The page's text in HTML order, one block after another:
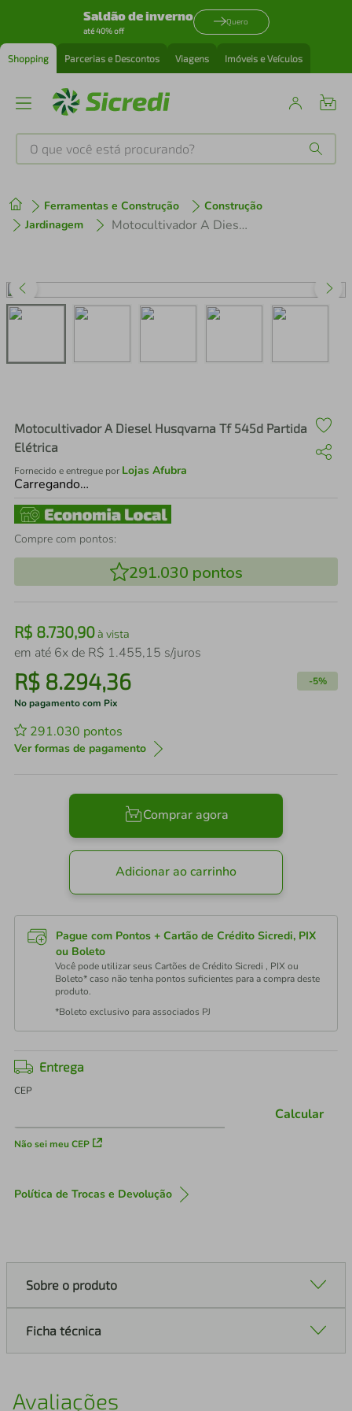
Saldão de inverno
até 40% off
Quero
Shopping Parcerias e Descontos Viagens Imóveis e Veículos
O que você está procurando?
Ferramentas e Construção
Construção
Jardinagem
Motocultivador A Diesel Husqvarna Tf 545d Partida Elétrica
Motocultivador A Diesel Husqvarna Tf 545d Partida
Elétrica
Fornecido e entregue por Lojas Afubra
Carregando…
Compre com pontos:
291.030 pontos
R$ 8.730,90à vista
em até 6x de R$ 1.455,15 s/juros
R$ 8.294,36 -5%
No pagamento com Pix
291.030 pontos
Ver formas de pagamento
Comprar agora
Adicionar ao carrinho
Pague com Pontos + Cartão de Crédito Sicredi, PIX
ou Boleto
Você pode utilizar seus Cartões de Crédito Sicredi , PIX ou
Boleto* caso não tenha pontos suficientes para a compra deste
produto.
*Boleto exclusivo para associados PJ
Entrega
CEP
Não sei meu CEP
Calcular
Política de Trocas e Devolução
Sobre o produto
Ficha técnica
Avaliações
1º tenis
3º perfume